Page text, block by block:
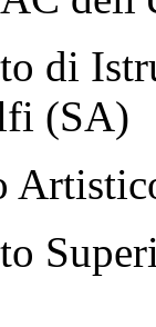
di
(SA)